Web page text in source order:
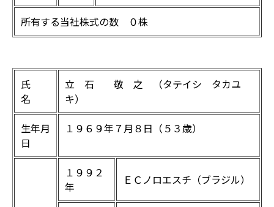
所有する当社株式の数 ０株
氏
名
立 石 敬 之 （タテイシ タカユ
キ）
生年月
日
１９６９年７月８日（５３歳）
１９９２
年
ＥＣノロエスチ（ブラジル）